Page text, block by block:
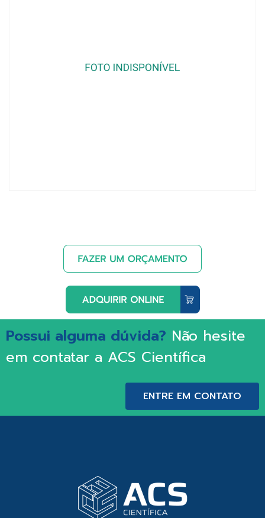
Possui alguma dúvida? Não hesite
em contatar a ACS Científica
ENTRE EM CONTATO